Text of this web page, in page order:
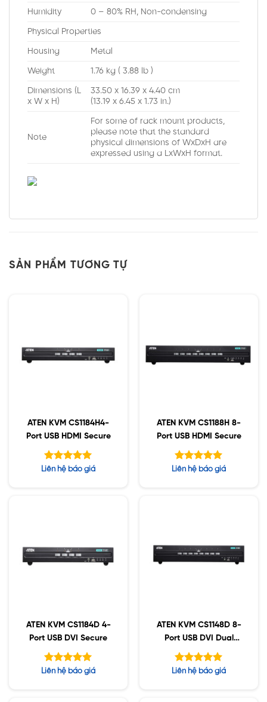
Humidity 0 – 80% RH, Non-condensing
Physical Properties
Housing Metal
Weight 1.76 kg ( 3.88 lb )
Dimensions (L
x W x H)
33.50 x 16.39 x 4.40 cm
(13.19 x 6.45 x 1.73 in.)
Note
For some of rack mount products,
please note that the standard
physical dimensions of WxDxH are
expressed using a LxWxH format.
SẢN PHẨM TƯƠNG TỰ
ATEN KVM CS1184H4-
Port USB HDMI Secure
Được xếp
Liên hệ báo giá
ATEN KVM CS1188H 8-
Port USB HDMI Secure
Được xếp
Liên hệ báo giá
ATEN KVM CS1184D 4-
Port USB DVI Secure
Được xếp
Liên hệ báo giá
ATEN KVM CS1148D 8-
Port USB DVI Dual
Display Secure
Được xếp
Liên hệ báo giá